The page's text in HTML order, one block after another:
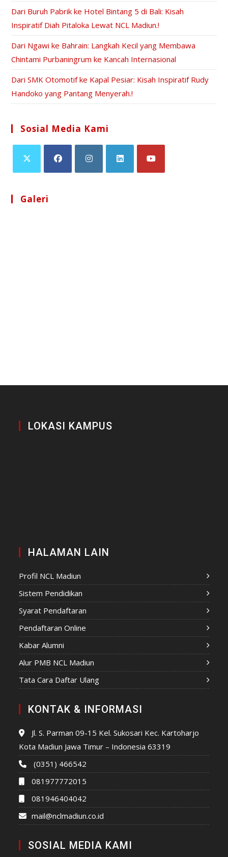
Dari Buruh Pabrik ke Hotel Bintang 5 di Bali: Kisah
Inspiratif Diah Pitaloka Lewat NCL Madiun.!
Dari Ngawi ke Bahrain: Langkah Kecil yang Membawa
Chintami Purbaningrum ke Kancah Internasional
Dari SMK Otomotif ke Kapal Pesiar: Kisah Inspiratif Rudy
Handoko yang Pantang Menyerah.!
Sosial Media Kami
Galeri
LOKASI KAMPUS
HALAMAN LAIN
Profil NCL Madiun
Sistem Pendidikan
Syarat Pendaftaran
Pendaftaran Online
Kabar Alumni
Alur PMB NCL Madiun
Tata Cara Daftar Ulang
KONTAK & INFORMASI
Jl. S. Parman 09-15 Kel. Sukosari Kec. Kartoharjo
Kota Madiun Jawa Timur – Indonesia 63319
(0351) 466542
081977772015
081946404042
mail@nclmadiun.co.id
SOSIAL MEDIA KAMI